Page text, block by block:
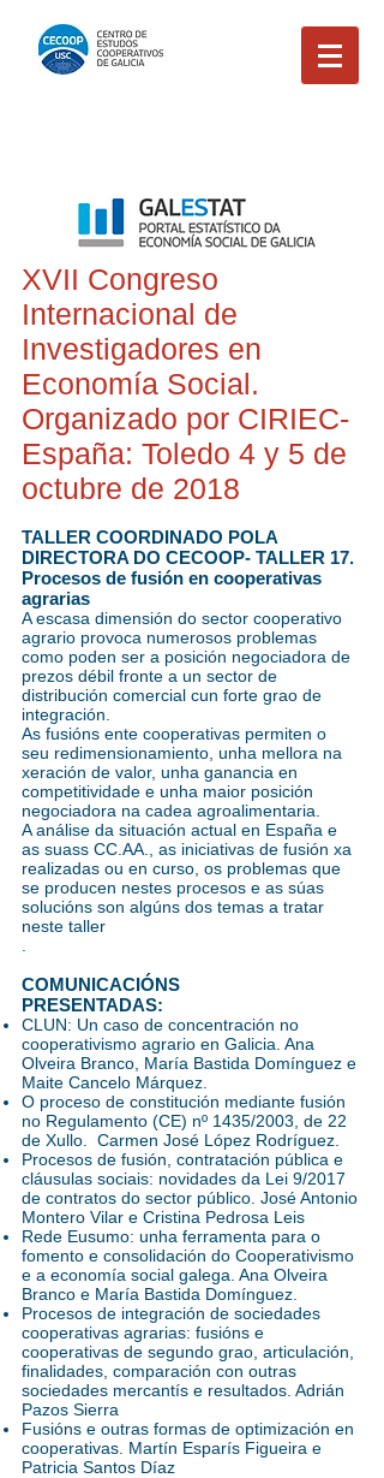
XVII Congreso
Internacional de
Investigadores en
Economía Social.
Organizado por CIRIEC-
España: Toledo 4 y 5 de
octubre de 2018
TALLER COORDINADO POLA
DIRECTORA DO CECOOP- TALLER 17.
Procesos de fusión en cooperativas
agrarias
A escasa dimensión do sector cooperativo
agrario provoca numerosos problemas
como poden ser a posición negociadora de
prezos débil fronte a un sector de
distribución comercial cun forte grao de
integración.
As fusións ente cooperativas permiten o
seu redimensionamiento, unha mellora na
xeración de valor, unha ganancia en
competitividade e unha maior posición
negociadora na cadea agroalimentaria.
A análise da situación actual en España e
as suass CC.AA., as iniciativas de fusión xa
realizadas ou en curso, os problemas que
se producen nestes procesos e as súas
solucións son algúns dos temas a tratar
neste taller
COMUNICACIÓNS
PRESENTADAS:
CLUN: Un caso de concentración no
cooperativismo agrario en Galicia. Ana
Olveira Branco, María Bastida Domínguez e
Maite Cancelo Márquez.
O proceso de constitución mediante fusión
no Regulamento (CE) nº 1435/2003, de 22
de Xullo. Carmen José López Rodríguez.
Procesos de fusión, contratación pública e
cláusulas sociais: novidades da Lei 9/2017
de contratos do sector público. José Antonio
Montero Vilar e Cristina Pedrosa Leis
Rede Eusumo: unha ferramenta para o
fomento e consolidación do Cooperativismo
e a economía social galega. Ana Olveira
Branco e María Bastida Domínguez.
Procesos de integración de sociedades
cooperativas agrarias: fusións e
cooperativas de segundo grao, articulación,
finalidades, comparación con outras
sociedades mercantís e resultados. Adrián
Pazos Sierra
Fusións e outras formas de optimización en
cooperativas. Martín Esparís Figueira e
Patricia Santos Díaz